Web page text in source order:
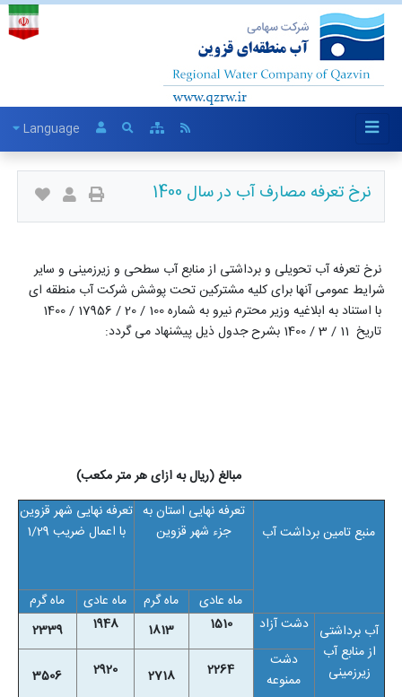
Language
نرخ تعرفه مصارف آب در سال 1400
نرخ تعرفه آب تحویلی و برداشتی از منابع آب سطحی و زیرزمینی و سایر
شرایط عمومی آنها برای کلیه مشترکین تحت پوشش شرکت آب منطقه ای
با استناد به ابلاغیه وزیر محترم نیرو به شماره 100 / 20 / 17956 / 1400
تاریخ 11 / 3 / 1400 بشرح جدول ذیل پیشنهاد می گردد:
مبالغ (ریال به ازای هر متر مکعب)
منبع تامین برداشت آب
تعرفه نهایی استان به
جزء شهر قزوین
تعرفه نهایی شهر قزوین
با اعمال ضریب 1/29
ماه عادی ماه گرم ماه عادی
ماه گرم
آب برداشتی
از منابع آب
زیرزمینی
دشت آزاد 1510
1813
1948
2339
دشت
ممنوعه
2264
2718
2920
3506